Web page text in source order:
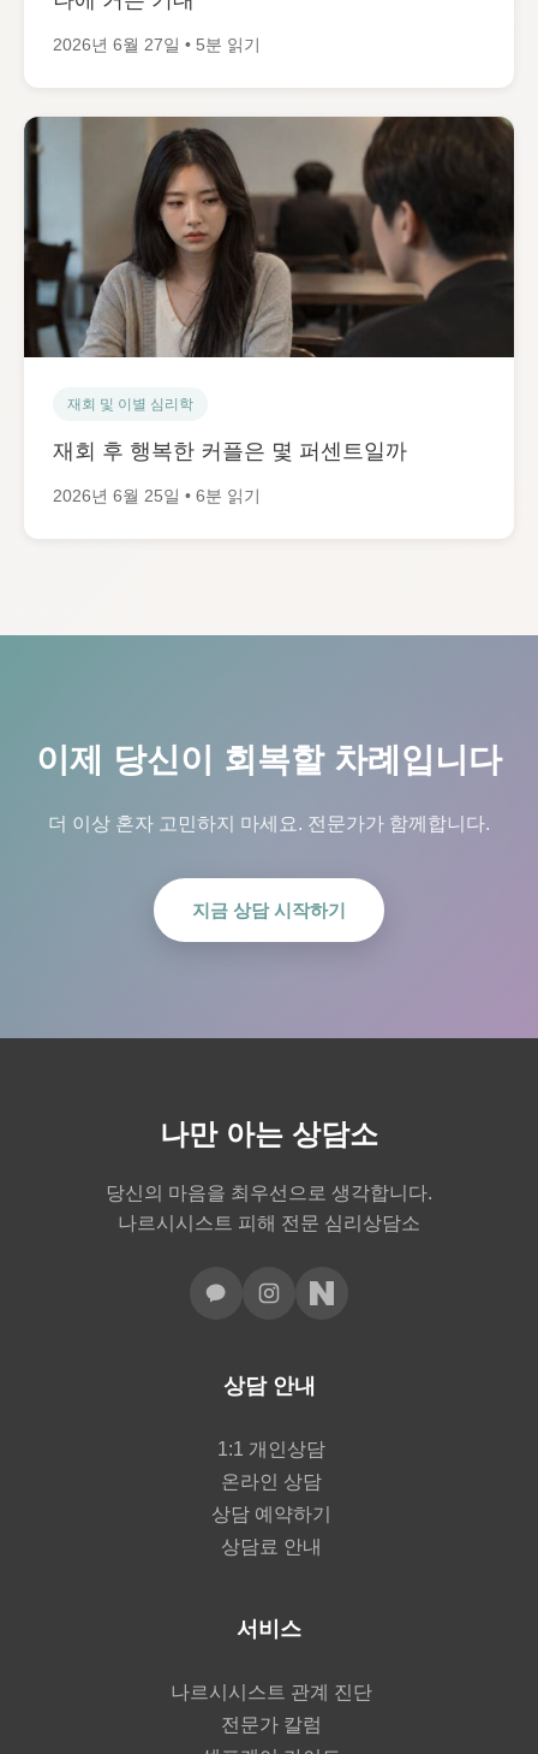
2026년 6월 27일 • 5분 읽기
재회 및 이별 심리학
재회 후 행복한 커플은 몇 퍼센트일까
2026년 6월 25일 • 6분 읽기
이제 당신이 회복할 차례입니다
더 이상 혼자 고민하지 마세요. 전문가가 함께합니다.
지금 상담 시작하기
나만 아는 상담소
당신의 마음을 최우선으로 생각합니다.
나르시시스트 피해 전문 심리상담소
상담 안내
1:1 개인상담
온라인 상담
상담 예약하기
상담료 안내
서비스
나르시시스트 관계 진단
전문가 칼럼